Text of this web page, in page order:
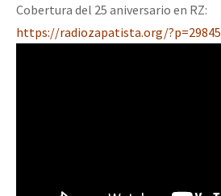
Cobertura del 25 aniversario en RZ:
https://radiozapatista.org/?p=29845